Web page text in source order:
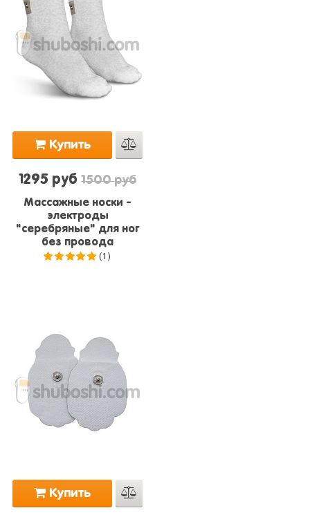
Купить
1295 руб 1500 руб
Массажные носки -
электроды
"серебряные" для ног
без провода
(1)
Купить